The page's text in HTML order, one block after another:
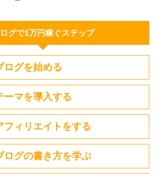
グで1万円稼ぐステップ
ログを始める
ーマを導入する
フィリエイトをする
ログの書き方を学ぶ